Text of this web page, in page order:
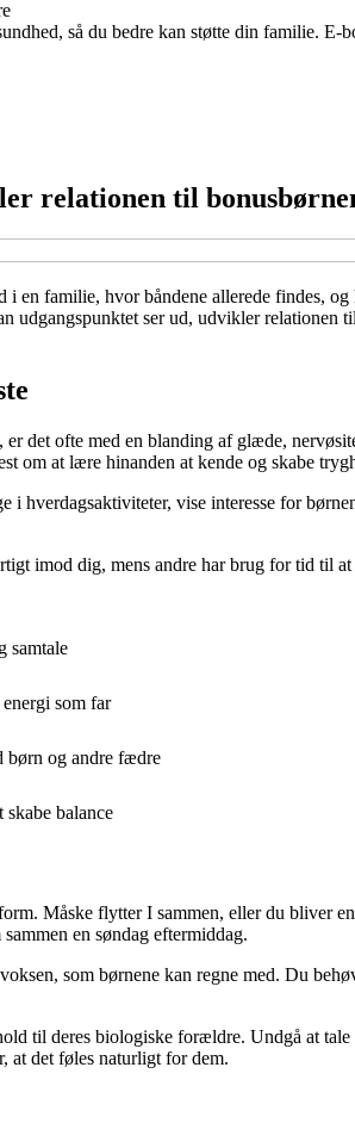
så du bedre kan støtte din familie.
relationen til
en familie, hvor båndene allerede findes,
udgangspunktet ser ud, udvikler
det ofte med en blanding af glæde,
om at lære hinanden at kende og skabe
i hverdagsaktiviteter, vise interesse for
imod dig, mens andre har brug for tid til
samtale
som far
børn og andre fædre
balance
Måske flytter I sammen, eller du bliver
en søndag eftermiddag.
som børnene kan regne med. Du
til deres biologiske forældre. Undgå at
at det føles naturligt for dem.